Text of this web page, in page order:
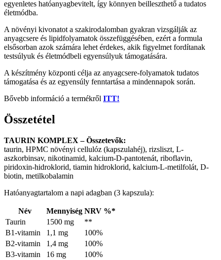
egyenletes hatóanyagbevitelt, így könnyen beilleszthető a tudatos
életmódba.
A növényi kivonatot a szakirodalomban gyakran vizsgálják az
anyagcsere és lipidfolyamatok összefüggésében, ezért a formula
elsősorban azok számára lehet érdekes, akik figyelmet fordítanak
testsúlyuk és életmódbeli egyensúlyuk támogatására.
A készítmény központi célja az anyagcsere-folyamatok tudatos
támogatása és az egyensúly fenntartása a mindennapok során.
Bővebb információ a termékről ITT!
Összetétel
TAURIN KOMPLEX – Összetevők:
taurin, HPMC növényi cellulóz (kapszulahéj), rizsliszt, L-
aszkorbinsav, nikotinamid, kalcium-D-pantotenát, riboflavin,
piridoxin-hidroklorid, tiamin hidroklorid, kalcium-L-metilfolát, D-
biotin, metilkobalamin
Hatóanyagtartalom a napi adagban (3 kapszula):
Név Mennyiség NRV %*
Taurin
1500 mg
**
B1-vitamin
1,1 mg
100%
B2-vitamin
1,4 mg
100%
B3-vitamin
16 mg
100%